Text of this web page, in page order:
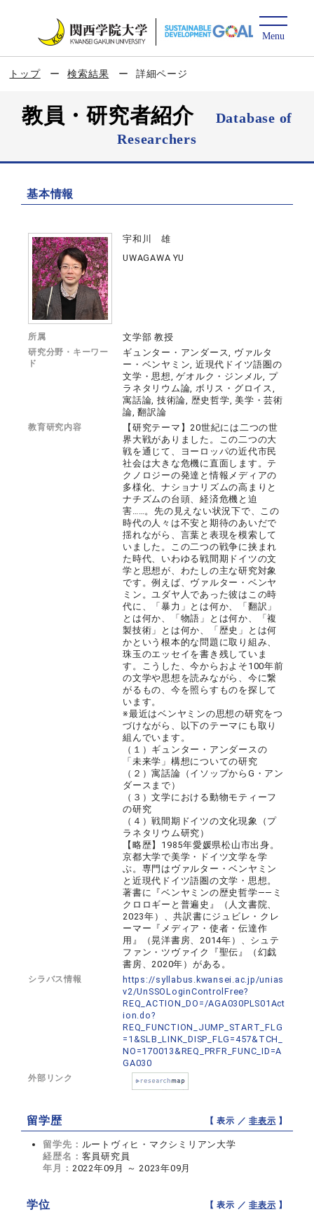
トップ 検索結果 詳細ページ
教員・研究者紹介
Database of
Researchers
基本情報
宇和川 雄
UWAGAWA YU
所属 文学部 教授
研究分野・キーワー
ド
ギュンター・アンダース, ヴァルタ
ー・ベンヤミン, 近現代ドイツ語圏の
文学・思想, ゲオルク・ジンメル, プ
ラネタリウム論, ボリス・グロイス,
寓話論, 技術論, 歴史哲学, 美学・芸術
論, 翻訳論
教育研究内容
【研究テーマ】20世紀には二つの世
界大戦がありました。この二つの大
戦を通じて、ヨーロッパの近代市民
社会は大きな危機に直面します。テ
クノロジーの発達と情報メディアの
多様化、ナショナリズムの高まりと
ナチズムの台頭、経済危機と迫
害……。先の見えない状況下で、この
時代の人々は不安と期待のあいだで
揺れながら、言葉と表現を模索して
いました。この二つの戦争に挟まれ
た時代、いわゆる戦間期ドイツの文
学と思想が、わたしの主な研究対象
です。例えば、ヴァルター・ベンヤ
ミン。ユダヤ人であった彼はこの時
代に、「暴力」とは何か、「翻訳」
とは何か、「物語」とは何か、「複
製技術」とは何か、「歴史」とは何
かという根本的な問題に取り組み、
珠玉のエッセイを書き残していま
す。こうした、今からおよそ100年前
の文学や思想を読みながら、今に繋
がるもの、今を照らすものを探して
います。
※最近はベンヤミンの思想の研究をつ
づけながら、以下のテーマにも取り
組んでいます。
（１）ギュンター・アンダースの
「未来学」構想についての研究
（２）寓話論（イソップからG・アン
ダースまで）
（３）文学における動物モティーフ
の研究
（４）戦間期ドイツの文化現象（プ
ラネタリウム研究）
【略歴】1985年愛媛県松山市出身。
京都大学で美学・ドイツ文学を学
ぶ。専門はヴァルター・ベンヤミン
と近現代ドイツ語圏の文学・思想。
著書に『ベンヤミンの歴史哲学――ミ
クロロギーと普遍史』（人文書院、
2023年）、共訳書にジュビレ・クレ
ーマー『メディア・使者・伝達作
用』（晃洋書房、2014年）、シュテ
ファン・ツヴァイク『聖伝』（幻戯
書房、2020年）がある。
シラバス情報
https://syllabus.kwansei.ac.jp/unias
v2/UnSSOLoginControlFree?
REQ_ACTION_DO=/AGA030PLS01Act
ion.do?
REQ_FUNCTION_JUMP_START_FLG
=1&SLB_LINK_DISP_FLG=457&TCH_
NO=170013&REQ_PRFR_FUNC_ID=A
GA030
外部リンク
留学歴 【 表示 ／非表示 】
留学先： ルートヴィヒ・マクシミリアン大学
経歴名： 客員研究員
年月： 2022年09月 ～ 2023年09月
学位 【 表示 ／非表示 】